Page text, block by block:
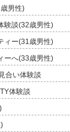
男性)
験談(32歳男性)
ィー(31歳男性)
ーへ(33歳男性)
合い体験談
体験談